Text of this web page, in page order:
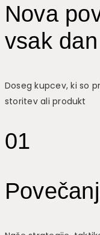
Nova
vsak dan
Doseg kupcev, ki so
storitev ali produkt
01